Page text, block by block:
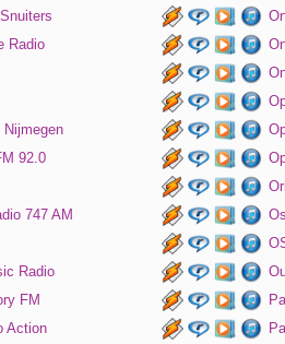
Radio
Nijmegen
92.0
747 AM
Radio
FM
Action